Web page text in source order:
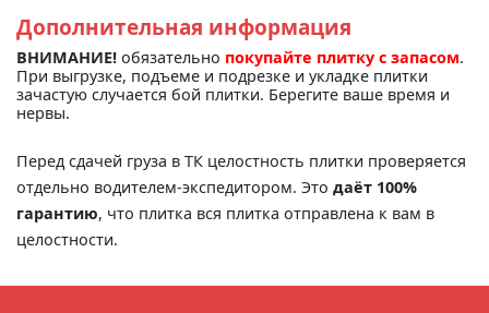
Дополнительная информация
ВНИМАНИЕ! обязательно покупайте плитку с запасом.
При выгрузке, подъеме и подрезке и укладке плитки
зачастую случается бой плитки. Берегите ваше время и
нервы.
Перед сдачей груза в ТК целостность плитки проверяется
отдельно водителем-экспедитором. Это даёт 100%
гарантию, что плитка вся плитка отправлена к вам в
целостности.